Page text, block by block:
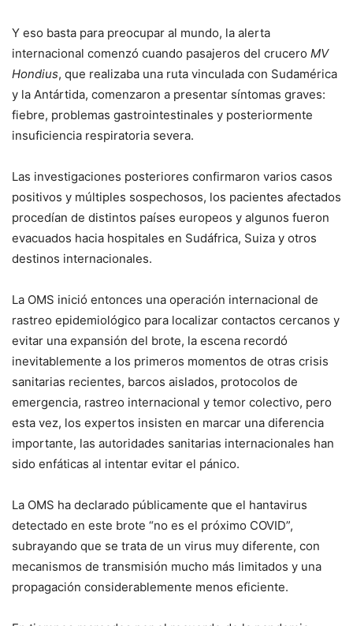
Y eso basta para preocupar al mundo, la alerta
internacional comenzó cuando pasajeros del crucero MV
Hondius, que realizaba una ruta vinculada con Sudamérica
y la Antártida, comenzaron a presentar síntomas graves:
fiebre, problemas gastrointestinales y posteriormente
insuficiencia respiratoria severa.
Las investigaciones posteriores confirmaron varios casos
positivos y múltiples sospechosos, los pacientes afectados
procedían de distintos países europeos y algunos fueron
evacuados hacia hospitales en Sudáfrica, Suiza y otros
destinos internacionales.
La OMS inició entonces una operación internacional de
rastreo epidemiológico para localizar contactos cercanos y
evitar una expansión del brote, la escena recordó
inevitablemente a los primeros momentos de otras crisis
sanitarias recientes, barcos aislados, protocolos de
emergencia, rastreo internacional y temor colectivo, pero
esta vez, los expertos insisten en marcar una diferencia
importante, las autoridades sanitarias internacionales han
sido enfáticas al intentar evitar el pánico.
La OMS ha declarado públicamente que el hantavirus
detectado en este brote “no es el próximo COVID”,
subrayando que se trata de un virus muy diferente, con
mecanismos de transmisión mucho más limitados y una
propagación considerablemente menos eficiente.